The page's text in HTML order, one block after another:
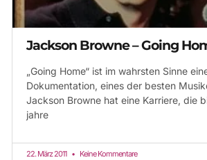
Jackson Browne – Going
„Going Home“ ist im wahrsten Sinne
Dokumentation, eines der besten
Jackson Browne hat eine Karriere, die
jahre
22. März 2011 Keine Kommentare